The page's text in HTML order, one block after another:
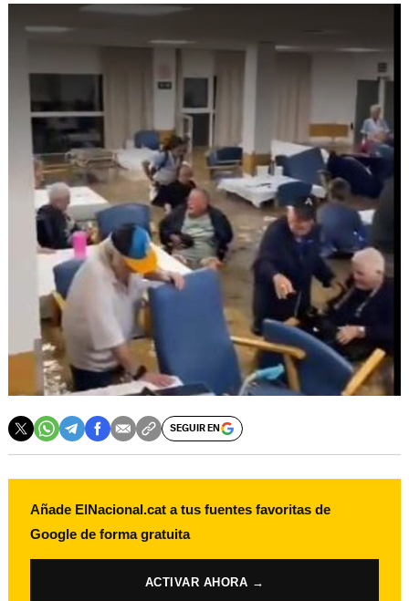
SEGUIR EN
Añade ElNacional.cat a tus fuentes favoritas de
Google de forma gratuita
ACTIVAR AHORA →